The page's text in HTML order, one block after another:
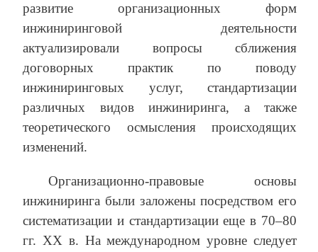
развитие организационных форм
инжиниринговой деятельности
актуализировали вопросы сближения
договорных практик по поводу
инжиниринговых услуг, стандартизации
различных видов инжиниринга, а также
теоретического осмысления происходящих
изменений.
Организационно-правовые основы
инжиниринга были заложены посредством его
систематизации и стандартизации еще в 70–80
гг. XX в. На международном уровне следует